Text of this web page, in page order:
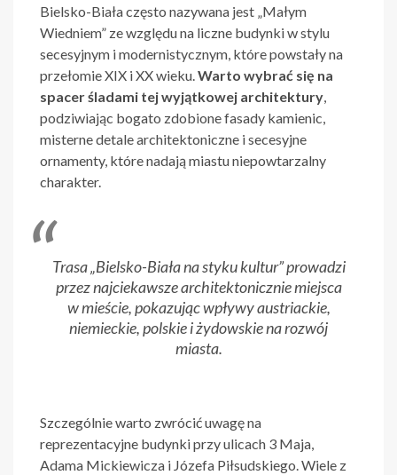
Bielsko-Biała często nazywana jest „Małym
Wiedniem” ze względu na liczne budynki w stylu
secesyjnym i modernistycznym, które powstały na
przełomie XIX i XX wieku.Warto wybrać się na
spacer śladami tej wyjątkowej architektury,
podziwiając bogato zdobione fasady kamienic,
misterne detale architektoniczne i secesyjne
ornamenty, które nadają miastu niepowtarzalny
charakter.
Trasa „Bielsko-Biała na styku kultur” prowadzi
przez najciekawsze architektonicznie miejsca
w mieście, pokazując wpływy austriackie,
niemieckie, polskie i żydowskie na rozwój
miasta.
Szczególnie warto zwrócić uwagę na
reprezentacyjne budynki przy ulicach 3 Maja,
Adama Mickiewicza i Józefa Piłsudskiego. Wiele z